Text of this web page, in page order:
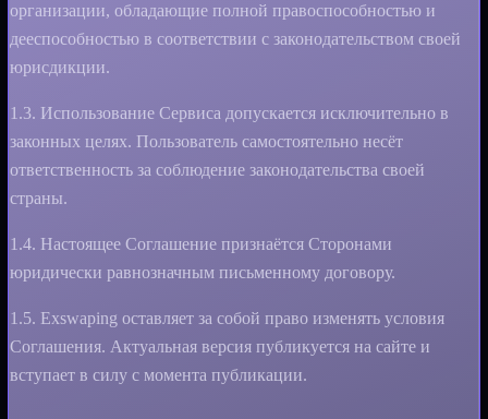
организации, обладающие полной правоспособностью и
дееспособностью в соответствии с законодательством своей
юрисдикции.
1.3. Использование Сервиса допускается исключительно в
законных целях. Пользователь самостоятельно несёт
ответственность за соблюдение законодательства своей
страны.
1.4. Настоящее Соглашение признаётся Сторонами
юридически равнозначным письменному договору.
1.5. Exswaping оставляет за собой право изменять условия
Соглашения. Актуальная версия публикуется на сайте и
вступает в силу с момента публикации.